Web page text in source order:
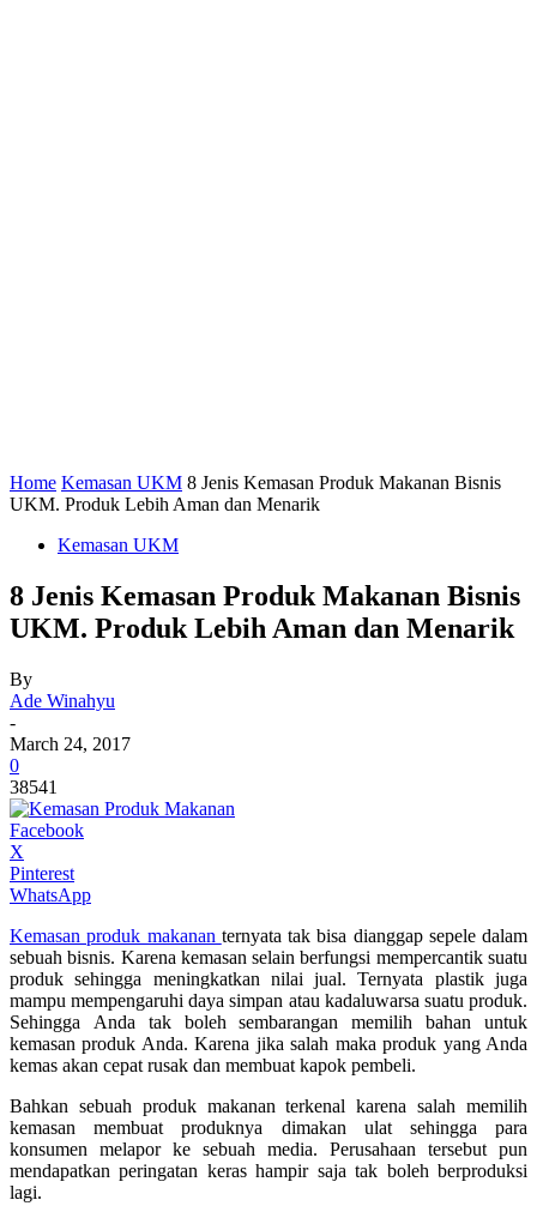
Home Kemasan UKM 8 Jenis Kemasan Produk Makanan Bisnis
UKM. Produk Lebih Aman dan Menarik
Kemasan UKM
8 Jenis Kemasan Produk Makanan Bisnis
UKM. Produk Lebih Aman dan Menarik
By
Ade Winahyu
-
March 24, 2017
0
38541
Facebook
X
Pinterest
WhatsApp
Kemasan produk makanan ternyata tak bisa dianggap sepele dalam
sebuah bisnis. Karena kemasan selain berfungsi mempercantik suatu
produk sehingga meningkatkan nilai jual. Ternyata plastik juga
mampu mempengaruhi daya simpan atau kadaluwarsa suatu produk.
Sehingga Anda tak boleh sembarangan memilih bahan untuk
kemasan produk Anda. Karena jika salah maka produk yang Anda
kemas akan cepat rusak dan membuat kapok pembeli.
Bahkan sebuah produk makanan terkenal karena salah memilih
kemasan membuat produknya dimakan ulat sehingga para
konsumen melapor ke sebuah media. Perusahaan tersebut pun
mendapatkan peringatan keras hampir saja tak boleh berproduksi
lagi.